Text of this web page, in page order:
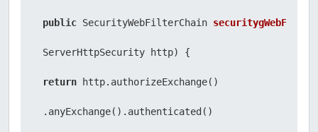
public SecurityWebFilterChain
ServerHttpSecurity http) {
return http.authorizeExchange()
.anyExchange().authenticated()